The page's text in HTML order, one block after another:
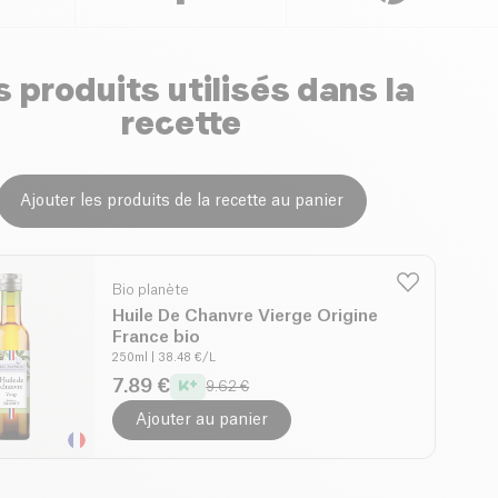
produits utilisés dans la
recette
Ajouter les produits de la recette au panier
Bio planète
Huile De Chanvre Vierge Origine
France bio
250ml | 38.48 €/L
7.89 € 9.62 €
Ajouter au panier